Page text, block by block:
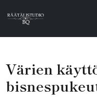
Värien